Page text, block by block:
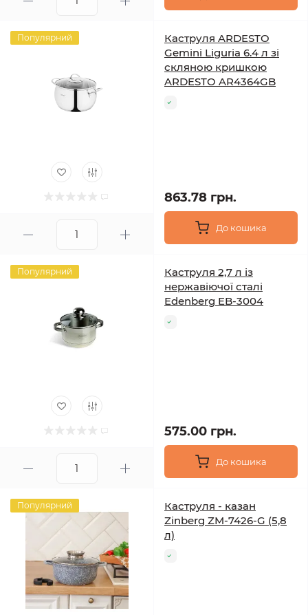
Популярний
Каструля ARDESTO
Gemini Liguria 6.4 л зі
скляною кришкою
ARDESTO AR4364GB
863.78 грн.
До кошика
Популярний
Каструля 2,7 л із
нержавіючої сталі
Edenberg EB-3004
575.00 грн.
До кошика
Популярний
Каструля - казан
Zinberg ZM-7426-G (5,8
л)